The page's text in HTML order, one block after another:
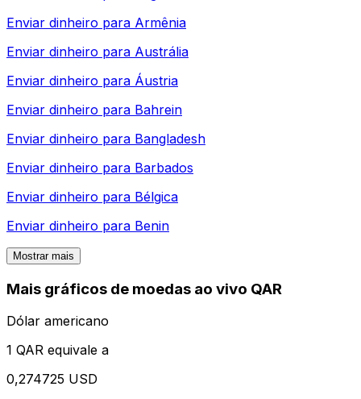
Enviar dinheiro para Armênia
Enviar dinheiro para Austrália
Enviar dinheiro para Áustria
Enviar dinheiro para Bahrein
Enviar dinheiro para Bangladesh
Enviar dinheiro para Barbados
Enviar dinheiro para Bélgica
Enviar dinheiro para Benin
Mostrar mais
Mais gráficos de moedas ao vivo QAR
Dólar americano
1 QAR equivale a
0,274725 USD